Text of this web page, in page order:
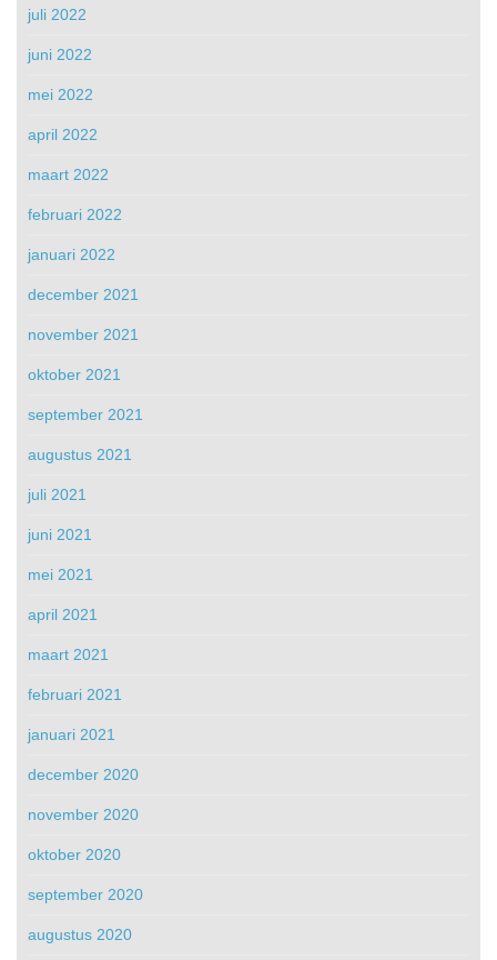
juli 2022
juni 2022
mei 2022
april 2022
maart 2022
februari 2022
januari 2022
december 2021
november 2021
oktober 2021
september 2021
augustus 2021
juli 2021
juni 2021
mei 2021
april 2021
maart 2021
februari 2021
januari 2021
december 2020
november 2020
oktober 2020
september 2020
augustus 2020